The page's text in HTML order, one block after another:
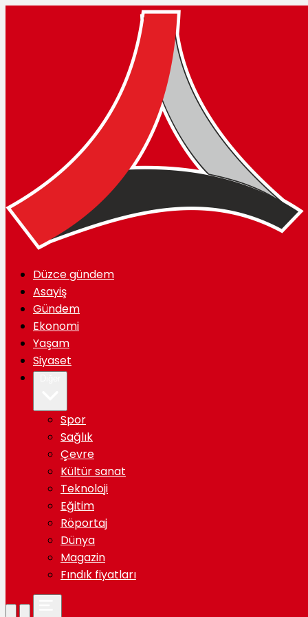
Düzce gündem
Asayiş
Gündem
Ekonomi
Yaşam
Siyaset
Spor
Sağlık
Çevre
Kültür sanat
Teknoloji
Eğitim
Röportaj
Dünya
Magazin
Fındık fiyatları